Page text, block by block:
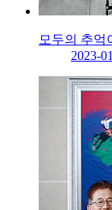
모두의 추억
2023-